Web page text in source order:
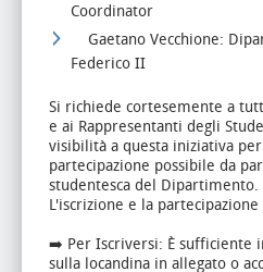
Coordinator
Gaetano Vecchione:
Federico II
Si richiede cortesemente a
e ai Rappresentanti degli
visibilità a questa iniziativa
partecipazione possibile da
studentesca del Dipartimento.
L'iscrizione e la
➡️ Per Iscriversi: È sufficiente
sulla locandina in allegato o